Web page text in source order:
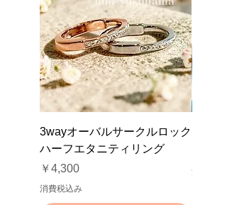
3wayオーバルサークルロック
ハーフエタニティリング
価格
￥4,300
消費税込み
消費税込